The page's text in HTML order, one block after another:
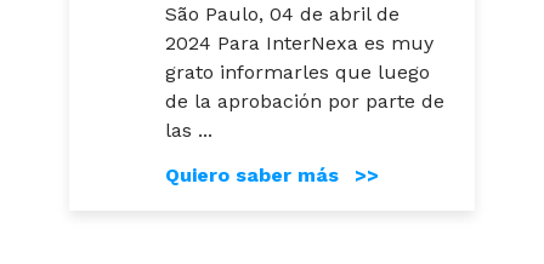
São Paulo, 04 de abril de
2024 Para InterNexa es muy
grato informarles que luego
de la aprobación por parte de
las ...
Quiero saber más >>